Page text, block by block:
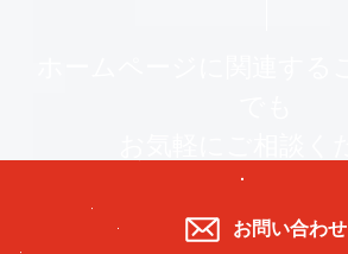
お問い合わせ